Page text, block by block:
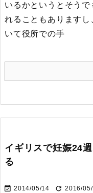
いるかというとそう
れることもあります
いて役所での手
イギリスで妊娠24
る
 2014/05/14  2016/